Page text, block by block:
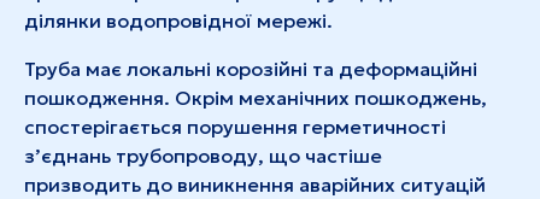
ділянки водопровідної мережі.
Труба має локальні корозійні та деформаційні
пошкодження. Окрім механічних пошкоджень,
спостерігається порушення герметичності
з’єднань трубопроводу, що частіше
призводить до виникнення аварійних ситуацій